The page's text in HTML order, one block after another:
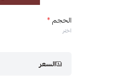
الحجم*
اختر
السعر